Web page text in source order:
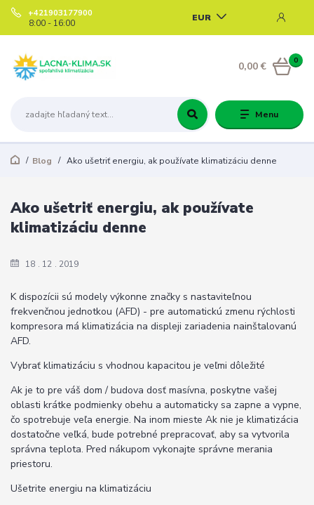
Menu
EUR
+421903177900
8:00 - 16:00
0
0,00 €
Blog Ako ušetriť energiu, ak používate klimatizáciu denne
18 12 2019
Ako ušetriť energiu, ak používate
klimatizáciu denne
K dispozícii sú modely výkonne značky s nastaviteľnou
frekvenčnou jednotkou (AFD) - pre automatickú zmenu rýchlosti
kompresora má klimatizácia na displeji zariadenia nainštalovanú
AFD.
Vybrať klimatizáciu s vhodnou kapacitou je veľmi dôležité
Ak je to pre váš dom / budova dosť masívna, poskytne vašej
oblasti krátke podmienky obehu a automaticky sa zapne a vypne,
čo spotrebuje veľa energie. Na inom mieste Ak nie je klimatizácia
dostatočne veľká, bude potrebné prepracovať, aby sa vytvorila
správna teplota. Pred nákupom vykonajte správne merania
priestoru.
Ušetrite energiu na klimatizáciu